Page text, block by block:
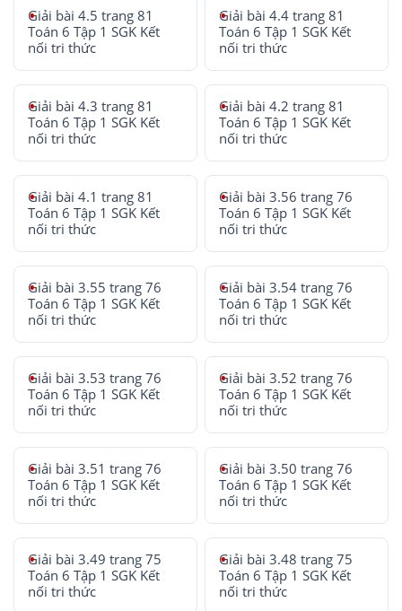
Giải bài 4.5 trang 81
Toán 6 Tập 1 SGK Kết
nối tri thức
Giải bài 4.4 trang 81
Toán 6 Tập 1 SGK Kết
nối tri thức
Giải bài 4.3 trang 81
Toán 6 Tập 1 SGK Kết
nối tri thức
Giải bài 4.2 trang 81
Toán 6 Tập 1 SGK Kết
nối tri thức
Giải bài 4.1 trang 81
Toán 6 Tập 1 SGK Kết
nối tri thức
Giải bài 3.56 trang 76
Toán 6 Tập 1 SGK Kết
nối tri thức
Giải bài 3.55 trang 76
Toán 6 Tập 1 SGK Kết
nối tri thức
Giải bài 3.54 trang 76
Toán 6 Tập 1 SGK Kết
nối tri thức
Giải bài 3.53 trang 76
Toán 6 Tập 1 SGK Kết
nối tri thức
Giải bài 3.52 trang 76
Toán 6 Tập 1 SGK Kết
nối tri thức
Giải bài 3.51 trang 76
Toán 6 Tập 1 SGK Kết
nối tri thức
Giải bài 3.50 trang 76
Toán 6 Tập 1 SGK Kết
nối tri thức
Giải bài 3.49 trang 75
Toán 6 Tập 1 SGK Kết
nối tri thức
Giải bài 3.48 trang 75
Toán 6 Tập 1 SGK Kết
nối tri thức